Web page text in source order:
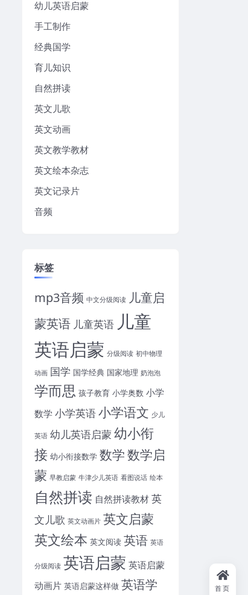
幼儿英语启蒙
手工制作
经典国学
育儿知识
自然拼读
英文儿歌
英文动画
英文教学教材
英文绘本杂志
英文记录片
音频
标签
mp3音频 中文分级阅读 儿童启
蒙英语 儿童英语 儿童
英语启蒙 分级阅读 初中物理
动画 国学 国学经典 国家地理 奶泡泡
学而思 孩子教育 小学奥数 小学
数学 小学英语小学语文 少儿
英语 幼儿英语启蒙幼小衔
接 幼小衔接数学 数学数学启
蒙 早教启蒙 牛津少儿英语 看图说话 绘本
自然拼读 自然拼读教材英
文儿歌 英文动画片 英文启蒙
英文绘本 英文阅读 英语 英语
分级阅读 英语启蒙 英语启蒙
动画片 英语启蒙这样做 英语学 首页